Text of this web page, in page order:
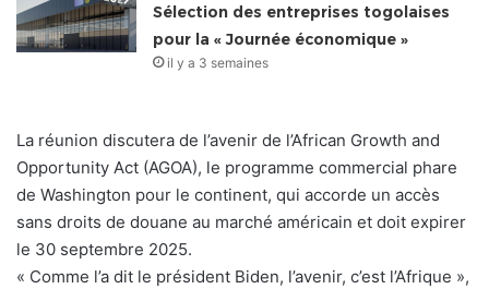
Sélection des entreprises togolaises
pour la « Journée économique »
il y a 3 semaines
La réunion discutera de l’avenir de l’African Growth and
Opportunity Act (AGOA), le programme commercial phare
de Washington pour le continent, qui accorde un accès
sans droits de douane au marché américain et doit expirer
le 30 septembre 2025.
« Comme l’a dit le président Biden, l’avenir, c’est l’Afrique »,